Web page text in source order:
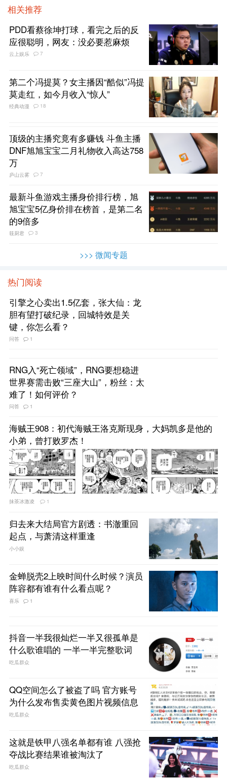
相关推荐
PDD看蔡徐坤打球，看完之后的反
应很聪明，网友：没必要惹麻烦
云上娱乐 7
第二个冯提莫？女主播因“酷似”冯提
莫走红，如今月收入“惊人”
经典动漫 18
顶级的主播究竟有多赚钱 斗鱼主播
DNF旭旭宝宝二月礼物收入高达758
万
庐山云雾 7
最新斗鱼游戏主播身价排行榜，旭
旭宝宝5亿身价排在榜首，是第二名
的9倍多
筱厨君 3
>>> 微闻专题
热门阅读
引擎之心卖出1.5亿套，张大仙：龙
胆有望打破纪录，回城特效是关
键，你怎么看？
问答 1
RNG入“死亡领域”，RNG要想稳进
世界赛需击败“三座大山”，粉丝：太
难了！如何评价？
问答 1
海贼王908：初代海贼王洛克斯现身，大妈凯多是他的
小弟，曾打败罗杰！
抹茶冰激凌 1
归去来大结局官方剧透：书澈重回
起点，与萧清这样重逢
小小娱
金蝉脱壳2上映时间什么时候？演员
阵容都有谁有什么看点呢？
喜乐 1
抖音一半我很灿烂一半又很孤单是
什么歌谁唱的 一半一半完整歌词
吃瓜群众
QQ空间怎么了被盗了吗 官方账号
为什么发布售卖黄色图片视频信息
吃瓜群众
这就是铁甲八强名单都有谁 八强抢
夺战比赛结果谁被淘汰了
吃瓜群众